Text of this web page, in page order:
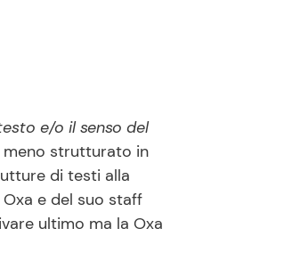
e/o il senso del
meno strutturato in
di testi alla
e del suo staff
ultimo ma la Oxa